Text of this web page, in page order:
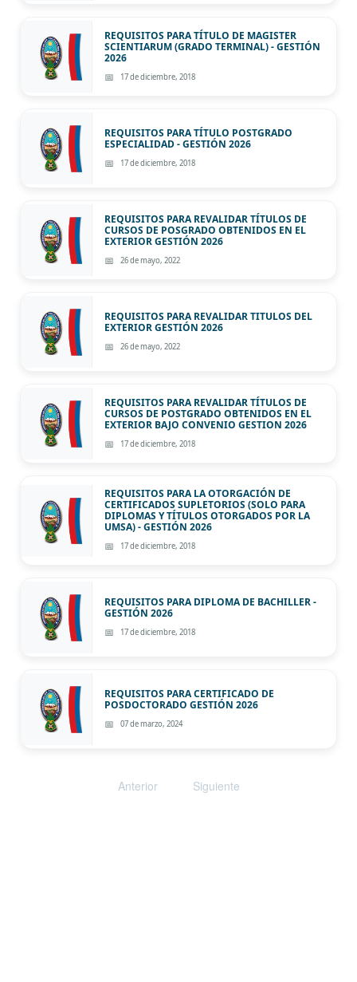
REQUISITOS PARA TÍTULO DE MAGISTER
SCIENTIARUM (GRADO TERMINAL) - GESTIÓN
2026
17 de diciembre, 2018
REQUISITOS PARA TÍTULO POSTGRADO
ESPECIALIDAD - GESTIÓN 2026
17 de diciembre, 2018
REQUISITOS PARA REVALIDAR TÍTULOS DE
CURSOS DE POSGRADO OBTENIDOS EN EL
EXTERIOR GESTIÓN 2026
26 de mayo, 2022
REQUISITOS PARA REVALIDAR TITULOS DEL
EXTERIOR GESTIÓN 2026
26 de mayo, 2022
REQUISITOS PARA REVALIDAR TÍTULOS DE
CURSOS DE POSTGRADO OBTENIDOS EN EL
EXTERIOR BAJO CONVENIO GESTION 2026
17 de diciembre, 2018
REQUISITOS PARA LA OTORGACIÓN DE
CERTIFICADOS SUPLETORIOS (SOLO PARA
DIPLOMAS Y TÍTULOS OTORGADOS POR LA
UMSA) - GESTIÓN 2026
17 de diciembre, 2018
REQUISITOS PARA DIPLOMA DE BACHILLER -
GESTIÓN 2026
17 de diciembre, 2018
REQUISITOS PARA CERTIFICADO DE
POSDOCTORADO GESTIÓN 2026
07 de marzo, 2024
Anterior Siguiente